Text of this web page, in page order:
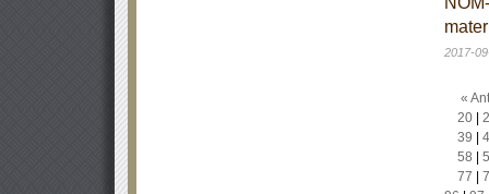
2017-
«
20|
39
58
77